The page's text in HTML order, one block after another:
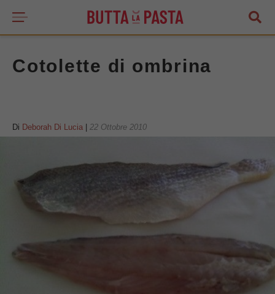
Cotolette di ombrina
Di Deborah Di Lucia 22 Ottobre 2010